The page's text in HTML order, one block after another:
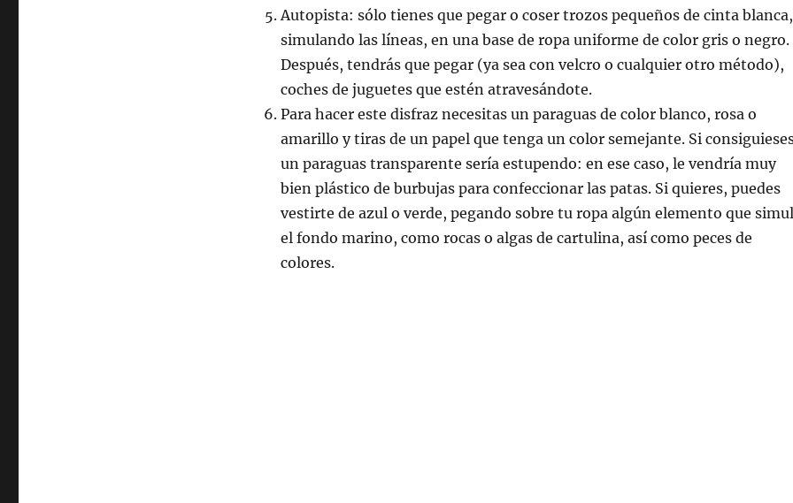
Autopista: sólo tienes que pegar o coser trozos pequeños de cinta blanca,
simulando las líneas, en una base de ropa uniforme de color gris o negro.
Después, tendrás que pegar (ya sea con velcro o cualquier otro método),
coches de juguetes que estén atravesándote.
Para hacer este disfraz necesitas un paraguas de color blanco, rosa o
amarillo y tiras de un papel que tenga un color semejante. Si
un paraguas transparente sería estupendo: en ese caso, le vendría muy
bien plástico de burbujas para confeccionar las patas. Si quieres, puedes
vestirte de azul o verde, pegando sobre tu ropa algún elemento que
el fondo marino, como rocas o algas de cartulina, así como peces de
colores.